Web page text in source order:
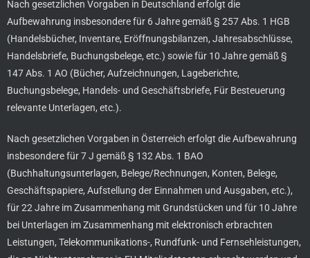
Nach gesetzlichen Vorgaben in Deutschland erfolgt die
Aufbewahrung insbesondere für 6 Jahre gemäß § 257 Abs. 1 HGB
(Handelsbücher, Inventare, Eröffnungsbilanzen, Jahresabschlüsse,
Handelsbriefe, Buchungsbelege, etc.) sowie für 10 Jahre gemäß §
147 Abs. 1 AO (Bücher, Aufzeichnungen, Lageberichte,
Buchungsbelege, Handels- und Geschäftsbriefe, Für Besteuerung
relevante Unterlagen, etc.).
Nach gesetzlichen Vorgaben in Österreich erfolgt die Aufbewahrung
insbesondere für 7 J gemäß § 132 Abs. 1 BAO
(Buchhaltungsunterlagen, Belege/Rechnungen, Konten, Belege,
Geschäftspapiere, Aufstellung der Einnahmen und Ausgaben, etc.),
für 22 Jahre im Zusammenhang mit Grundstücken und für 10 Jahre
bei Unterlagen im Zusammenhang mit elektronisch erbrachten
Leistungen, Telekommunikations-, Rundfunk- und Fernsehleistungen,